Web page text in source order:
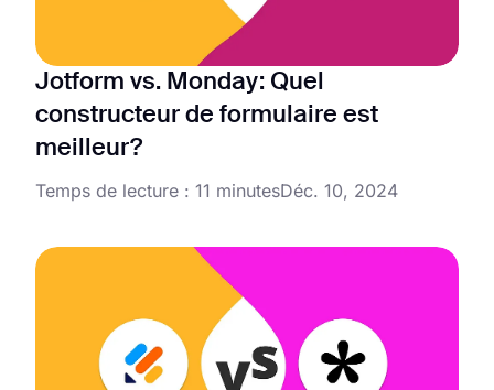
Jotform vs. Monday: Quel
constructeur de formulaire est
meilleur?
Temps de lecture : 11 minutesDéc. 10, 2024